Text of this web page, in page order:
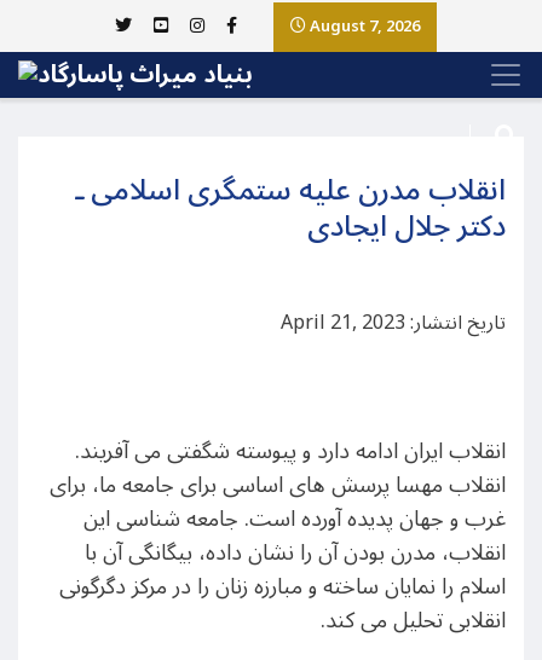
August 7, 2026
انقلاب مدرن علیه ستمگری اسلامی ـ
دکتر جلال ایجادی
تاریخ انتشار: April 21, 2023
انقلاب ایران ادامه دارد و پیوسته شگفتی می آفریند.
انقلاب مهسا پرسش های اساسی برای جامعه ما، برای
غرب و جهان پدیده آورده است. جامعه شناسی این
انقلاب، مدرن بودن آن را نشان داده، بیگانگی آن با
اسلام را نمایان ساخته و مبارزه زنان را در مرکز دگرگونی
انقلابی تحلیل می کند.